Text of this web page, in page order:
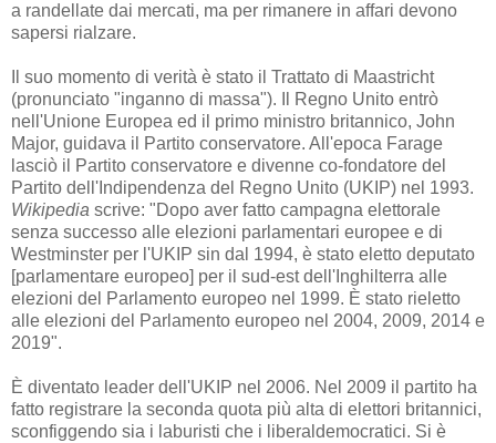
a randellate dai mercati, ma per rimanere in affari devono
sapersi rialzare.
Il suo momento di verità è stato il Trattato di Maastricht
(pronunciato "inganno di massa"). Il Regno Unito entrò
nell'Unione Europea ed il primo ministro britannico, John
Major, guidava il Partito conservatore. All'epoca Farage
lasciò il Partito conservatore e divenne co-fondatore del
Partito dell'Indipendenza del Regno Unito (UKIP) nel 1993.
Wikipedia scrive: "Dopo aver fatto campagna elettorale
senza successo alle elezioni parlamentari europee e di
Westminster per l'UKIP sin dal 1994, è stato eletto deputato
[parlamentare europeo] per il sud-est dell'Inghilterra alle
elezioni del Parlamento europeo nel 1999. È stato rieletto
alle elezioni del Parlamento europeo nel 2004, 2009, 2014 e
2019".
È diventato leader dell'UKIP nel 2006. Nel 2009 il partito ha
fatto registrare la seconda quota più alta di elettori britannici,
sconfiggendo sia i laburisti che i liberaldemocratici. Si è